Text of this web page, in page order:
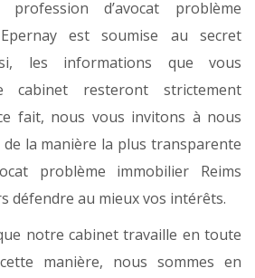
d’avocat problème
est soumise au secret
les informations que vous
cabinet resteront strictement
fait, nous vous invitons à nous
la manière la plus transparente
problème immobilier Reims
défendre au mieux vos intérêts.
notre cabinet travaille en toute
manière, nous sommes en